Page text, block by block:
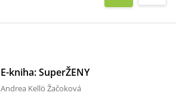
E-kniha: SuperŽENY
Andrea Kellö Žačoková